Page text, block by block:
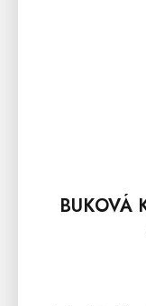
BUKOVÁ